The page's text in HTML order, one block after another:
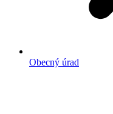
Obecný úrad